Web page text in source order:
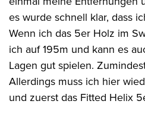
es wurde schnell klar, dass
Wenn ich das 5er Holz im
ich auf 195m und kann es
Lagen gut spielen.
Allerdings muss ich hier
und zuerst das Fitted Helix